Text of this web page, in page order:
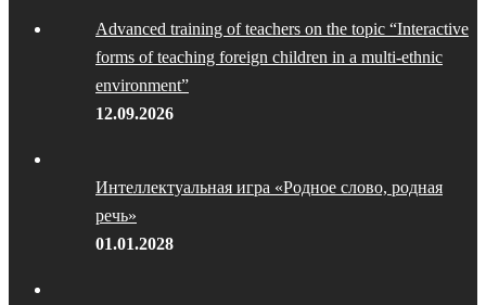
Advanced training of teachers on the topic “Interactive
forms of teaching foreign children in a multi-ethnic
environment”
12.09.2026
Интеллектуальная игра «Родное слово, родная
речь»
01.01.2028